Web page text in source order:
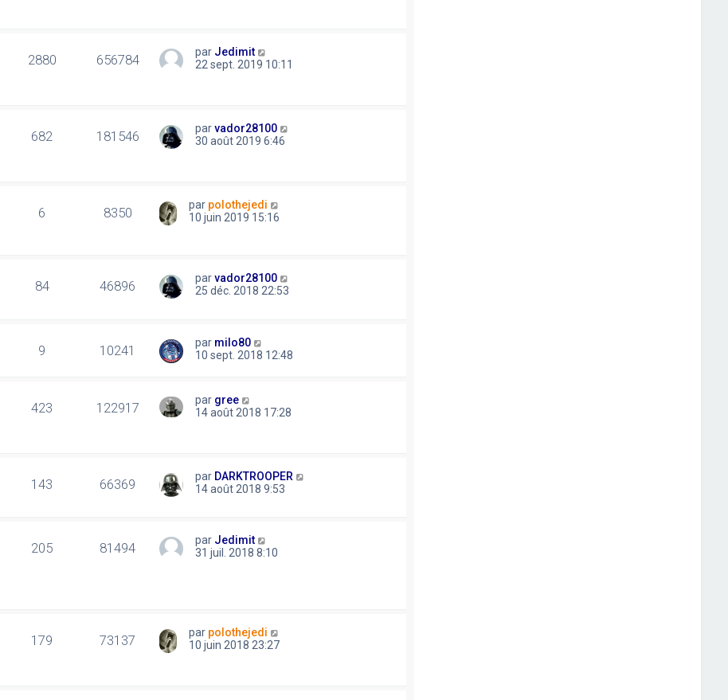
2880 656784 par Jedimit
22 sept. 2019 10:11
682 181546 parvador28100
30 août 2019 6:46
6 8350 par polothejedi
10 juin 2019 15:16
84 46896 parvador28100
25 déc. 2018 22:53
9 10241 par milo80
10 sept. 2018 12:48
423 122917 par gree
14 août 2018 17:28
143 66369 par DARKTROOPER
14 août 2018 9:53
205 81494 par Jedimit
31 juil. 2018 8:10
179 73137 par polothejedi
10 juin 2018 23:27